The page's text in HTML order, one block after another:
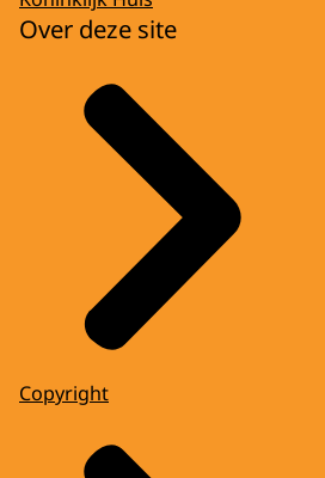
Over deze site
Copyright